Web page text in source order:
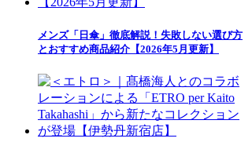
メンズ「日傘」徹底解説！失敗しない選び方
とおすすめ商品紹介【2026年5月更新】